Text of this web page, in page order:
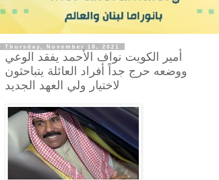
Thursday, November 18, 2021
أمير الكويت نواف الأحمد يفقد الوعي
ووضعه حرج جداً أفراد العائلة يتباحثون
لاختيار ولي العهد الجديد